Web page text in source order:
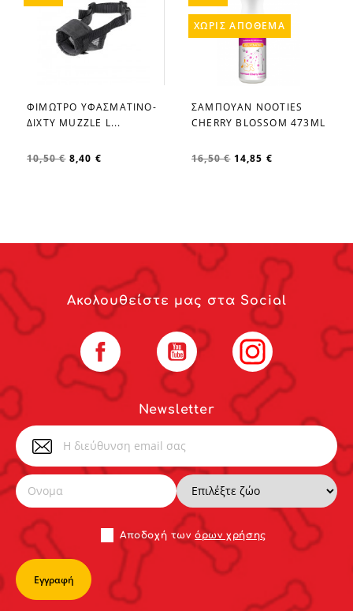
favorite_border
ΦΙΜΩΤΡΟ ΥΦΑΣΜΑΤΙΝΟ-
ΔΙΧΤΥ MUZZLE L...
10,50 € 8,40 €
favorite_border
ΣΑΜΠΟΥΑΝ NOOTIES
CHERRY BLOSSOM 473ML
16,50 € 14,85 €
ΧΩΡΊΣ ΑΠΌΘΕΜΑ
Newsletter
Αποδoχή τωνόρων χρήσης
Ακολουθείστε μας στα Social
Facebook YouTube Instagram